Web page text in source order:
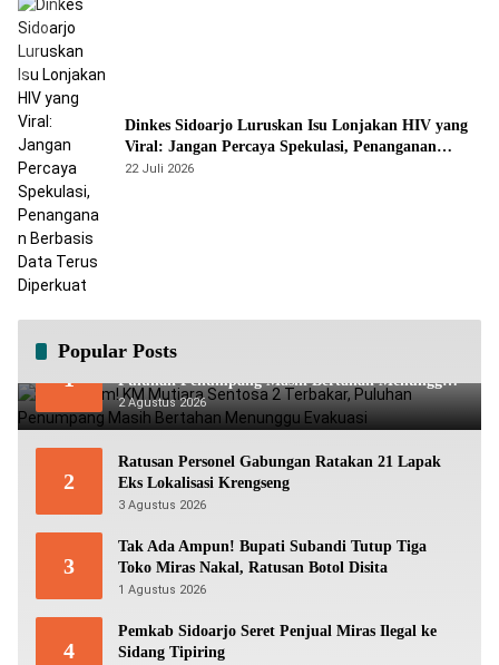
Dinkes Sidoarjo Luruskan Isu Lonjakan HIV yang
Viral: Jangan Percaya Spekulasi, Penanganan
Berbasis Data Terus Diperkuat
22 Juli 2026
Popular Posts
1
Mencekam! KM Mutiara Sentosa 2 Terbakar,
Puluhan Penumpang Masih Bertahan Menunggu
Evakuasi
2 Agustus 2026
2
Ratusan Personel Gabungan Ratakan 21 Lapak
Eks Lokalisasi Krengseng
3 Agustus 2026
3
Tak Ada Ampun! Bupati Subandi Tutup Tiga
Toko Miras Nakal, Ratusan Botol Disita
1 Agustus 2026
4
Pemkab Sidoarjo Seret Penjual Miras Ilegal ke
Sidang Tipiring